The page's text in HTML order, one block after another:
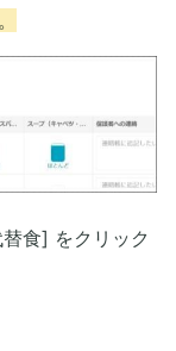
食] をクリック